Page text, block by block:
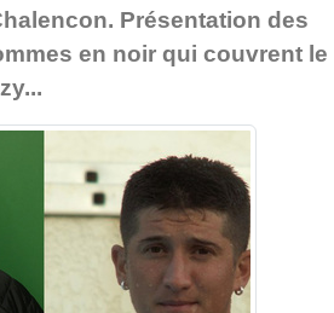
Présentation des
en noir qui couvrent le